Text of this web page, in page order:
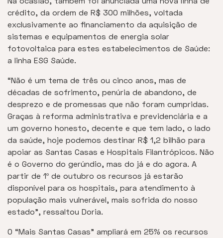
crédito, da ordem de R$ 300 milhões, voltada
exclusivamente ao financiamento da aquisição de
sistemas e equipamentos de energia solar
fotovoltaica para estes estabelecimentos de Saúde:
a linha ESG Saúde.
“Não é um tema de três ou cinco anos, mas de
décadas de sofrimento, penúria de abandono, de
desprezo e de promessas que não foram cumpridas.
Graças à reforma administrativa e previdenciária e a
um governo honesto, decente e que tem lado, o lado
da saúde, hoje podemos destinar R$ 1,2 bilhão para
apoiar as Santas Casas e Hospitais Filantrópicos. Não
é o Governo do gerúndio, mas do já e do agora. A
partir de 1º de outubro os recursos já estarão
disponível para os hospitais, para atendimento à
população mais vulnerável, mais sofrida do nosso
estado”, ressaltou Doria.
O “Mais Santas Casas” ampliará em 25% os recursos